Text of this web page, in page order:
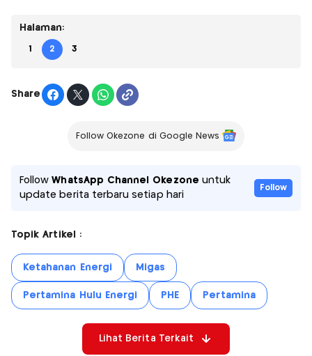
Halaman:
1 2 3
Share
Follow Okezone di Google News
FollowWhatsApp Channel Okezone untuk
update berita terbaru setiap hari
Follow
Topik Artikel :
Ketahanan Energi Migas
Pertamina Hulu Energi PHE Pertamina
Lihat Berita Terkait